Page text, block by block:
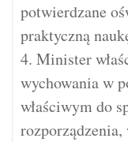
potwierdzane
praktyczną
4. Minister
wychowania w
właściwym do